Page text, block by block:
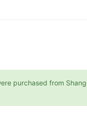
purchased from